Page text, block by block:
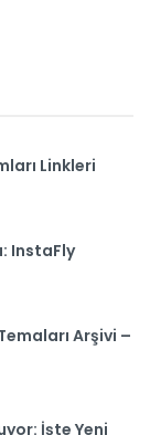
Linkleri
InstaFly
Arşivi –
İşte Yeni